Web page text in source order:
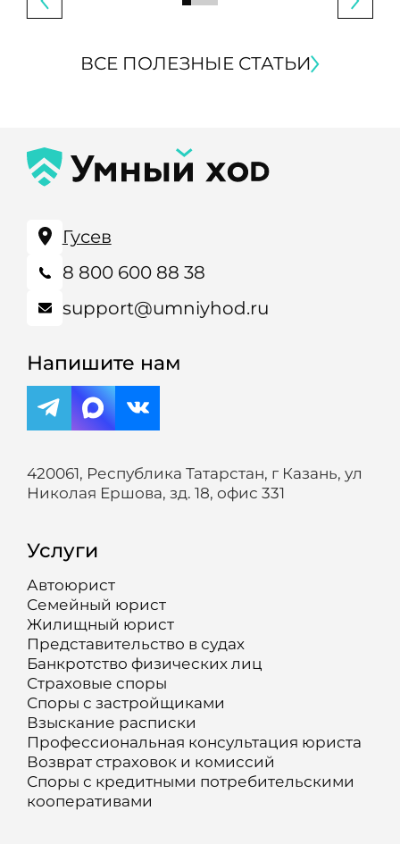
ВСЕ ПОЛЕЗНЫЕ СТАТЬИ
Гусев
8 800 600 88 38
support@umniyhod.ru
Напишите нам
420061, Республика Татарстан, г Казань, ул
Николая Ершова, зд. 18, офис 331
Услуги
Автоюрист
Семейный юрист
Жилищный юрист
Представительство в судах
Банкротство физических лиц
Страховые споры
Споры с застройщиками
Взыскание расписки
Профессиональная консультация юриста
Возврат страховок и комиссий
Споры с кредитными потребительскими
кооперативами